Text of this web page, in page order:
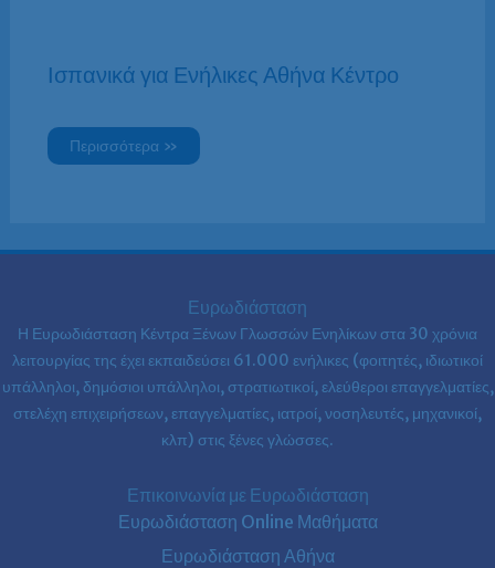
Ισπανικά για Ενήλικες Αθήνα Κέντρο
Περισσότερα »
Ευρωδιάσταση
Η Ευρωδιάσταση Κέντρα Ξένων Γλωσσών Ενηλίκων στα 30 χρόνια
λειτουργίας της έχει εκπαιδεύσει 61.000 ενήλικες (φοιτητές, ιδιωτικοί
υπάλληλοι, δημόσιοι υπάλληλοι, στρατιωτικοί, ελεύθεροι επαγγελματίες,
στελέχη επιχειρήσεων, επαγγελματίες, ιατροί, νοσηλευτές, μηχανικοί,
κλπ) στις ξένες γλώσσες.
Επικοινωνία με Ευρωδιάσταση
Ευρωδιάσταση Online Μαθήματα
Ευρωδιάσταση Αθήνα